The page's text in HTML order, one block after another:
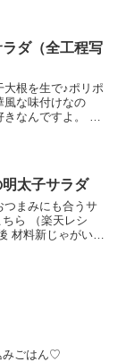
ダ（全工程写
根を生で♪ポリポ
風な味付けなの
なんですよ。 レ
太子サラダ
まみにも合うサ
ら （楽天レシ
材料新じゃがいも
みごはん♡